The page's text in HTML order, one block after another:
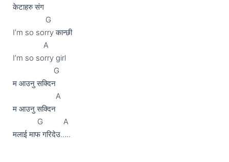
केटाहरु संग
I’m so sorry कान्छी
I’m so sorry girl
म आउनु सक्दिन
म आउनु सक्दिन
मलाई माफ गरिदेउ…..